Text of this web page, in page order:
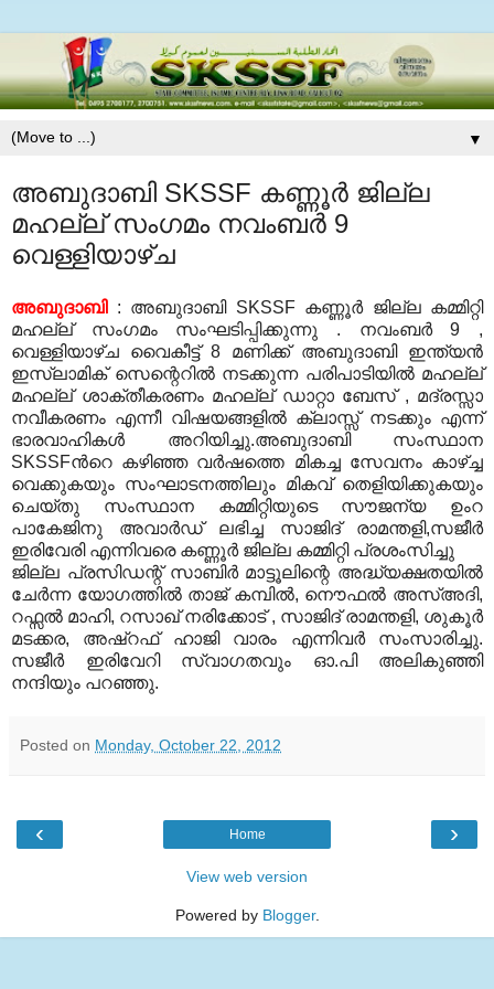
▼
അബുദാബി SKSSF കണ്ണൂര്‍ ജില്ല
മഹല്ല് സംഗമം നവംബര്‍ 9
വെള്ളിയാഴ്ച
അബുദാബി : അബുദാബി SKSSF കണ്ണൂര്‍ ജില്ല കമ്മിറ്റി
മഹല്ല് സംഗമം സംഘടിപ്പിക്കുന്നു . നവംബര്‍ 9 ,
വെള്ളിയാഴ്ച വൈകീട്ട് 8 മണിക്ക് അബുദാബി ഇന്ത്യന്‍
ഇസ്ലാമിക്‌ സെന്റെറില്‍ നടക്കുന്ന പരിപാടിയില്‍ മഹല്ല്
മഹല്ല് ശാക്തീകരണം മഹല്ല് ഡാറ്റാ ബേസ് , മദ്രസ്സാ
നവീകരണം എന്നീ വിഷയങ്ങളില്‍ ക്ലാസ്സ്‌ നടക്കും എന്ന്
ഭാരവാഹികള്‍ അറിയിച്ചു.അബുദാബി സംസ്ഥാന
SKSSFന്‍റെ കഴിഞ്ഞ വര്‍ഷത്തെ മികച്ച സേവനം കാഴ്ച്ച
വെക്കുകയും സംഘാടനത്തിലും മികവ് തെളിയിക്കുകയും
ചെയ്തു സംസ്ഥാന കമ്മിറ്റിയുടെ സൗജന്യ ഉംറ
പാകേജിനു അവാര്‍ഡ്‌ ലഭിച്ച സാജിദ്‌ രാമന്തളി,സജീര്‍
ഇരിവേരി എന്നിവരെ കണ്ണൂര്‍ ജില്ല കമ്മിറ്റി പ്രശംസിച്ചു
ജില്ല പ്രസിഡന്റ്‌ സാബിര്‍ മാട്ടൂലിന്റെ അദ്ധ്യക്ഷതയില്‍
ചേര്‍ന്ന യോഗത്തില്‍ താജ് കമ്പില്‍, നൌഫല്‍ അസ്അദി,
റഫ്സല്‍ മാഹി, റസാഖ് നരിക്കോട് , സാജിദ്‌ രാമന്തളി, ശുകൂര്‍
മടക്കര, അഷ്‌റഫ്‌ ഹാജി വാരം എന്നിവര്‍ സംസാരിച്ചു.
സജീര്‍ ഇരിവേറി സ്വാഗതവും ഓ.പി അലികുഞ്ഞി
നന്ദിയും പറഞ്ഞു.
Posted on Monday, October 22, 2012
‹ ›
Home
View web version
Powered by Blogger.